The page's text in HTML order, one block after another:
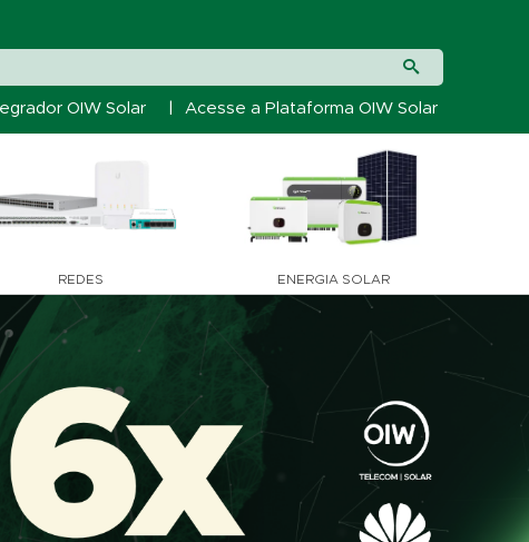
OIW Solar Acesse a Plataforma OIW Solar
REDES ENERGIA SOLAR